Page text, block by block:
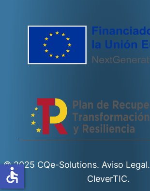
© 2025 CQe-Solutions. Aviso Legal.
CleverTIC.
accessible